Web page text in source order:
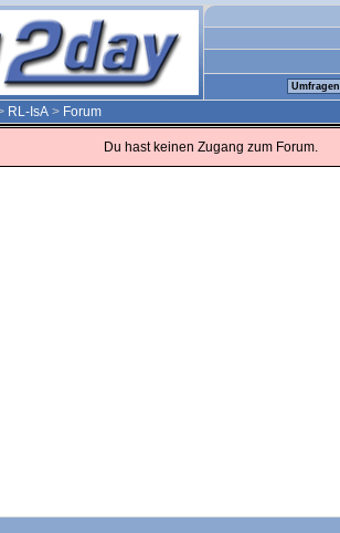
Umfragen
RL-IsA > Forum
Du hast keinen Zugang zum Forum.